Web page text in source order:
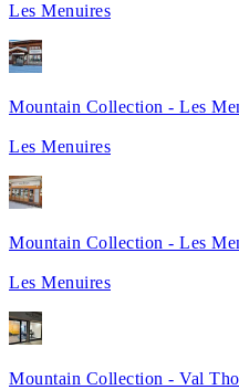
Les Menuires
Mountain Collection - Les
Les Menuires
Mountain Collection - Les
Les Menuires
Mountain Collection - Val